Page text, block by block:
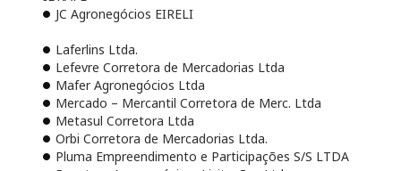
JC Agronegócios EIRELI
Laferlins Ltda.
Lefevre Corretora de Mercadorias Ltda
Mafer Agronegócios Ltda
Mercado – Mercantil Corretora de Merc. Ltda
Metasul Corretora Ltda
Orbi Corretora de Mercadorias Ltda.
Pluma Empreendimento e Participações S/S LTDA